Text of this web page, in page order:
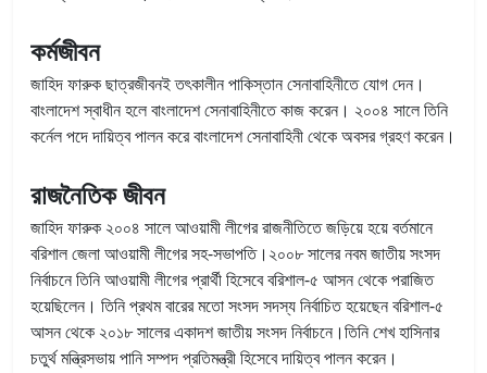
কর্মজীবন
জাহিদ ফারুক ছাত্রজীবনই তৎকালীন পাকিস্তান সেনাবাহিনীতে যোগ দেন।
বাংলাদেশ স্বাধীন হলে বাংলাদেশ সেনাবাহিনীতে কাজ করেন। ২০০৪ সালে তিনি
কর্নেল পদে দায়িত্ব পালন করে বাংলাদেশ সেনাবাহিনী থেকে অবসর গ্রহণ করেন।
রাজনৈতিক জীবন
জাহিদ ফারুক ২০০৪ সালে আওয়ামী লীগের রাজনীতিতে জড়িয়ে হয়ে বর্তমানে
বরিশাল জেলা আওয়ামী লীগের সহ-সভাপতি। ২০০৮ সালের নবম জাতীয় সংসদ
নির্বাচনে তিনি আওয়ামী লীগের প্রার্থী হিসেবে বরিশাল-৫ আসন থেকে পরাজিত
হয়েছিলেন। তিনি প্রথম বারের মতো সংসদ সদস্য নির্বাচিত হয়েছেন বরিশাল-৫
আসন থেকে ২০১৮ সালের একাদশ জাতীয় সংসদ নির্বাচনে।তিনি শেখ হাসিনার
চতুর্থ মন্ত্রিসভায় পানি সম্পদ প্রতিমন্ত্রী হিসেবে দায়িত্ব পালন করেন।